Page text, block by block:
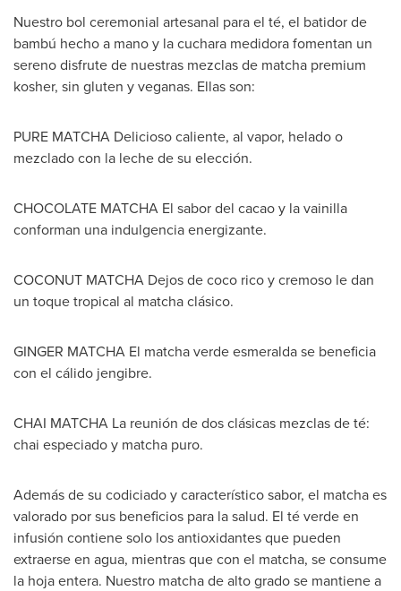
Nuestro bol ceremonial artesanal para el té, el batidor de
bambú hecho a mano y la cuchara medidora fomentan un
sereno disfrute de nuestras mezclas de matcha premium
kosher, sin gluten y veganas. Ellas son:
PURE MATCHA Delicioso caliente, al vapor, helado o
mezclado con la leche de su elección.
CHOCOLATE MATCHA El sabor del cacao y la vainilla
conforman una indulgencia energizante.
COCONUT MATCHA Dejos de coco rico y cremoso le dan
un toque tropical al matcha clásico.
GINGER MATCHA El matcha verde esmeralda se beneficia
con el cálido jengibre.
CHAI MATCHA La reunión de dos clásicas mezclas de té:
chai especiado y matcha puro.
Además de su codiciado y característico sabor, el matcha es
valorado por sus beneficios para la salud. El té verde en
infusión contiene solo los antioxidantes que pueden
extraerse en agua, mientras que con el matcha, se consume
la hoja entera. Nuestro matcha de alto grado se mantiene a